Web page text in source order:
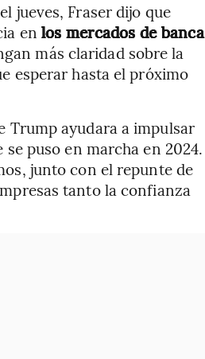
jueves, Fraser dijo que
en los mercados de banca
más claridad sobre la
esperar hasta el próximo
Trump ayudara a impulsar
puso en marcha en 2024.
junto con el repunte de
tanto la confianza